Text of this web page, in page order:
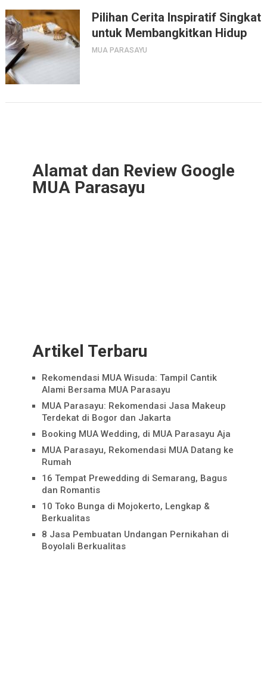
Pilihan Cerita Inspiratif Singkat
untuk Membangkitkan Hidup
MUA PARASAYU
Alamat dan Review Google
MUA Parasayu
Artikel Terbaru
Rekomendasi MUA Wisuda: Tampil Cantik
Alami Bersama MUA Parasayu
MUA Parasayu: Rekomendasi Jasa Makeup
Terdekat di Bogor dan Jakarta
Booking MUA Wedding, di MUA Parasayu Aja
MUA Parasayu, Rekomendasi MUA Datang ke
Rumah
16 Tempat Prewedding di Semarang, Bagus
dan Romantis
10 Toko Bunga di Mojokerto, Lengkap &
Berkualitas
8 Jasa Pembuatan Undangan Pernikahan di
Boyolali Berkualitas